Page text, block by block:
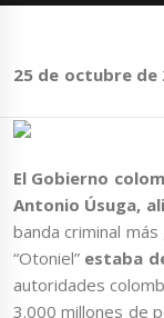
25 de octubre de
El Gobierno
Antonio Úsuga,
banda criminal
“Otoniel” estaba
autoridades
3.000 millones de